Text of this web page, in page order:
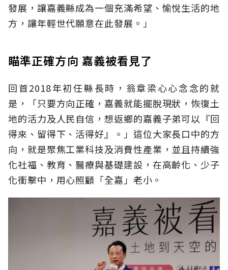
發展，讓嘉義縣成為一個充滿希望、愉悅生活的地
方，讓年輕世代願意在此發展。」
瞄準正確方向 嘉義被看見了
回首2018年初任縣長時，翁章梁心心念念的就
是，「只要方向正確，嘉義就能擺脫現狀，恢復土
地的活力及人民自信，想返鄉的嘉義子弟可以『回
得來、留得下、活得好』。」這位大家長口中的方
向，就是聚焦工業科技及消費性產業，並且持續強
化社福、教育、醫療與基礎建設，在高齡化、少子
化衝擊中，用心照顧「全嘉」老小。